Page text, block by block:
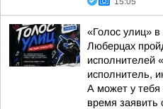
«Голос улиц»
Люберцах
исполнителей
исполнитель,
А может у тебя
время